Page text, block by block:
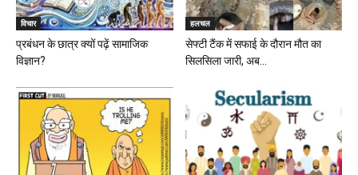
विचार
प्रबंधन के छात्र क्यों पढ़ें सामाजिक
विज्ञान?
हलचल
सेफ्टी टैंक में सफाई के दौरान मौत का
सिलसिला जारी, अब...